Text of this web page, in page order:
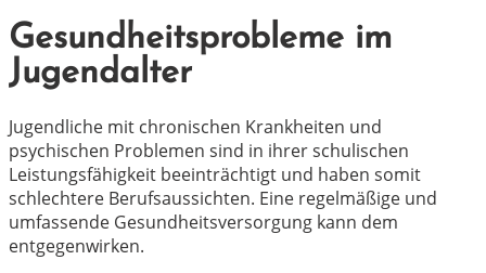
Gesundheitsprobleme im
Jugendalter
Jugendliche mit chronischen Krankheiten und
psychischen Problemen sind in ihrer schulischen
Leistungsfähigkeit beeinträchtigt und haben somit
schlechtere Berufsaussichten. Eine regelmäßige und
umfassende Gesundheitsversorgung kann dem
entgegenwirken.